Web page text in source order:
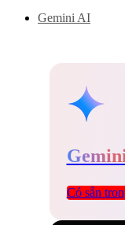
Gemini AI
Gemini
Có sẵn